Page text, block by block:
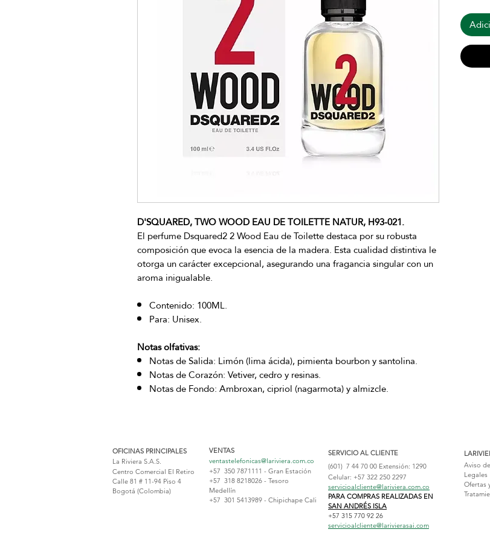
D'SQUARED, TWO WOOD EAU DE TOILETTE NATUR, H93-021.
El perfume Dsquared2 2 Wood Eau de Toilette destaca por su robusta
composición que evoca la esencia de la madera. Esta cualidad distintiva le
otorga un carácter excepcional, asegurando una fragancia singular con un
aroma inigualable.
Contenido: 100ML.
Para: Unisex.
Notas olfativas:
Notas de Salida: Limón (lima ácida), pimienta bourbon y santolina.
Notas de Corazón: Vetiver, cedro y resinas.
Notas de Fondo: Ambroxan, cipriol (nagarmota) y almizcle.
OFICINAS PRINCIPALES
La Riviera S.A.S.
Centro Comercial El Retiro
Calle 81 # 11-94 Piso 4
Bogotá (Colombia)
VENTAS
ventastelefonicas@lariviera.com.co
+57 350 7871111 - Gran Estación
+57 318 8218026 - Tesoro
Medellín
+57 301 5413989 - Chipichape Cali
SERVICIO AL CLIENTE
(601) 7 44 70 00 Extensión: 1290
Celular: +57 322 250 2297
servicioalcliente@lariviera.com.co
PARA COMPRAS REALIZADAS EN
SAN ANDRÉS ISLA
+57 315 770 92 26
servicioalcliente@larivierasai.com
Aviso
Legales
Ofertas